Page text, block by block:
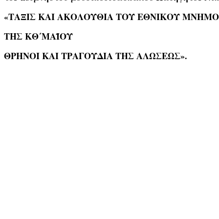
«ΤΑΞΙΣ ΚΑΙ ΑΚΟΛΟΥΘΙΑ ΤΟΥ ΕΘΝΙΚΟΥ
ΤΗΣ ΚΘ΄ΜΑΪΟΥ
ΘΡΗΝΟΙ ΚΑΙ ΤΡΑΓΟΥΔΙΑ ΤΗΣ ΑΛΩΣΕΩΣ».